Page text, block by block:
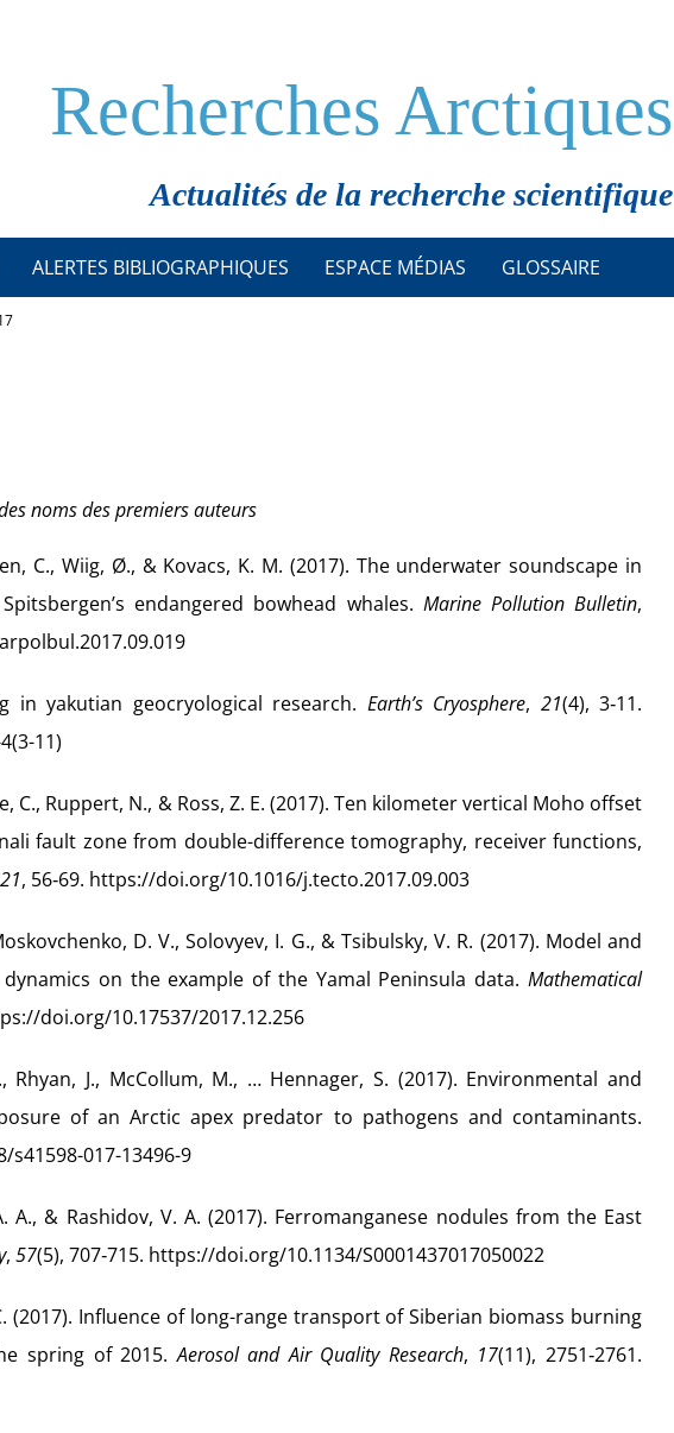
Recherches Arctiques
Actualités de la recherche scientifique
ALERTES BIBLIOGRAPHIQUES ESPACE MÉDIAS GLOSSAIRE
noms des premiers auteurs
C., Wiig, Ø., & Kovacs, K. M. (2017). The underwater soundscape in
endangered bowhead whales. Marine Pollution Bulletin,
in yakutian geocryological research. Earth’s Cryosphere, 21(4), 3‑11.
11)
C., Ruppert, N., & Ross, Z. E. (2017). Ten kilometer vertical Moho offset
fault zone from double-difference tomography, receiver functions,
, 56‑69. https://doi.org/10.1016/j.tecto.2017.09.003
D. V., Solovyev, I. G., & Tsibulsky, V. R. (2017). Model and
on the example of the Yamal Peninsula data. Mathematical
doi.org/10.17537/2017.12.256
J., McCollum, M., … Hennager, S. (2017). Environmental and
of an Arctic apex predator to pathogens and contaminants.
017-13496-9
A., & Rashidov, V. A. (2017). Ferromanganese nodules from the East
, 57(5), 707‑715. https://doi.org/10.1134/S0001437017050022
(2017). Influence of long-range transport of Siberian biomass burning
spring of 2015.Aerosol and Air Quality Research, 17(11), 2751‑2761.